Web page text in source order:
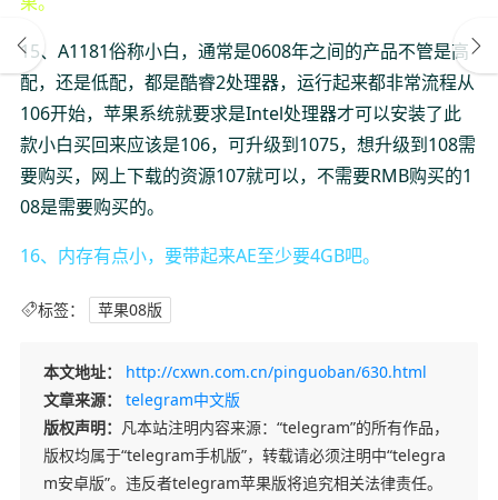
15、A1181俗称小白，通常是0608年之间的产品不管是高
配，还是低配，都是酷睿2处理器，运行起来都非常流程从
106开始，苹果系统就要求是Intel处理器才可以安装了此
款小白买回来应该是106，可升级到1075，想升级到108需
要购买，网上下载的资源107就可以，不需要RMB购买的1
08是需要购买的。
16、内存有点小，要带起来AE至少要4GB吧。
标签： 苹果08版
本文地址：
http://cxwn.com.cn/pinguoban/630.html
文章来源：
telegram中文版
版权声明： 凡本站注明内容来源：“telegram”的所有作品，
版权均属于“telegram手机版”，转载请必须注明中“telegra
m安卓版”。违反者telegram苹果版将追究相关法律责任。